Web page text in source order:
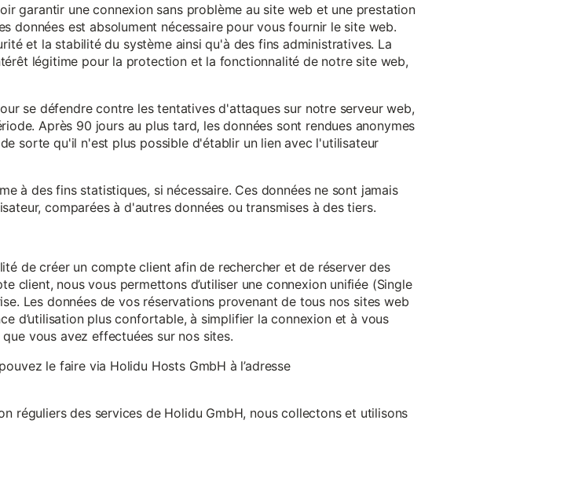
garantir une connexion sans problème au site web et une prestation
données est absolument nécessaire pour vous fournir le site web.
et la stabilité du système ainsi qu'à des fins administratives. La
légitime pour la protection et la fonctionnalité de notre site web,
se défendre contre les tentatives d'attaques sur notre serveur web,
Après 90 jours au plus tard, les données sont rendues anonymes
sorte qu'il n'est plus possible d'établir un lien avec l'utilisateur
à des fins statistiques, si nécessaire. Ces données ne sont jamais
comparées à d'autres données ou transmises à des tiers.
de créer un compte client afin de rechercher et de réserver des
client, nous vous permettons d’utiliser une connexion unifiée (Single
Les données de vos réservations provenant de tous nos sites web
d’utilisation plus confortable, à simplifier la connexion et à vous
vous avez effectuées sur nos sites.
le faire via Holidu Hosts GmbH à l’adresse
réguliers des services de Holidu GmbH, nous collectons et utilisons